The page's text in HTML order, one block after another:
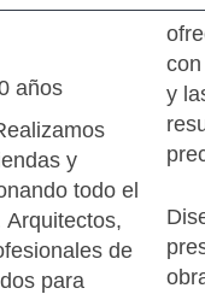
años
y
todo el
de
para
y